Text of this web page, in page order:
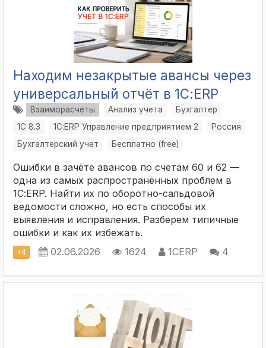
Находим незакрытые авансы через
универсальный отчёт в 1С:ERP
Взаиморасчеты Анализ учета
Бухгалтер
1С 8.3
1С:ERP Управление предприятием 2
Россия
Бухгалтерский учет
Бесплатно (free)
Ошибки в зачёте авансов по счетам 60 и 62 —
одна из самых распространённых проблем в
1С:ERP. Найти их по оборотно-сальдовой
ведомости сложно, но есть способы их
выявления и исправления. Разберем типичные
ошибки и как их избежать.
+4 02.06.2026 1624 1СERP 4